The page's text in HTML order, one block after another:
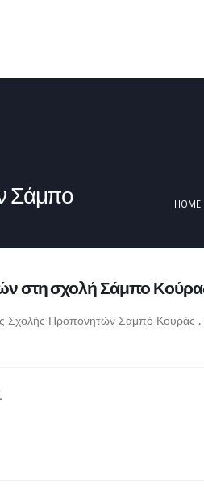
Σάμπο
HOME
στη σχολή Σάμπο
Προπονητών Σαμπό Κουράς ,